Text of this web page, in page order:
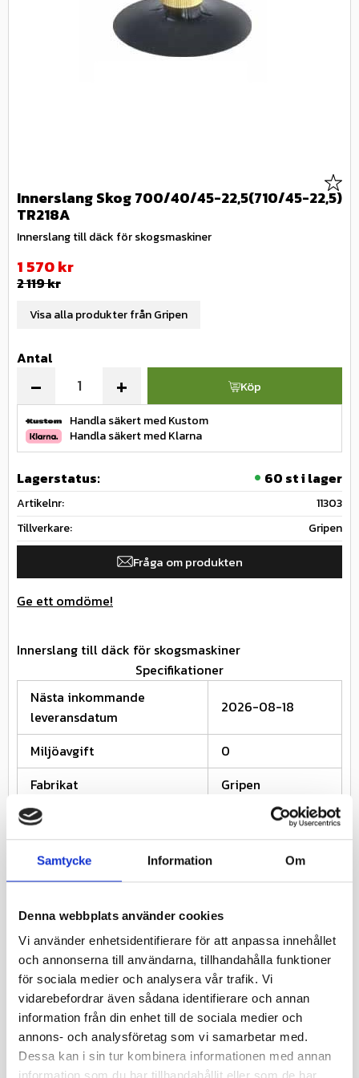
Samtycke Information Om
Denna webbplats använder cookies
Vi använder enhetsidentifierare för att anpassa innehållet
och annonserna till användarna, tillhandahålla funktioner
för sociala medier och analysera vår trafik. Vi
vidarebefordrar även sådana identifierare och annan
information från din enhet till de sociala medier och
annons- och analysföretag som vi samarbetar med.
Dessa kan i sin tur kombinera informationen med annan
Innerslang Skog 700/40/45-22,5(710/45-22,5)
TR218A
Innerslang till däck för skogsmaskiner
Nedsatt pris:
1 570kr
Ordinarie pris:
2 119kr
Antal
+
- Köp
Handla säkert med Kustom
Handla säkert med Klarna
Lagerstatus 60 st i lager
Artikelnr
11303
Tillverkare
Gripen
Fråga om produkten
Visa alla produkter från Gripen
Ge ett omdöme!
Innerslang till däck för skogsmaskiner
Specifikationer
Nästa inkommande
leveransdatum
2026-08-18
Miljöavgift
0
Fabrikat
Gripen
Nettovikt kg
Däckstorlek
700/40;700/45;71
Relaterade produkter
26 %